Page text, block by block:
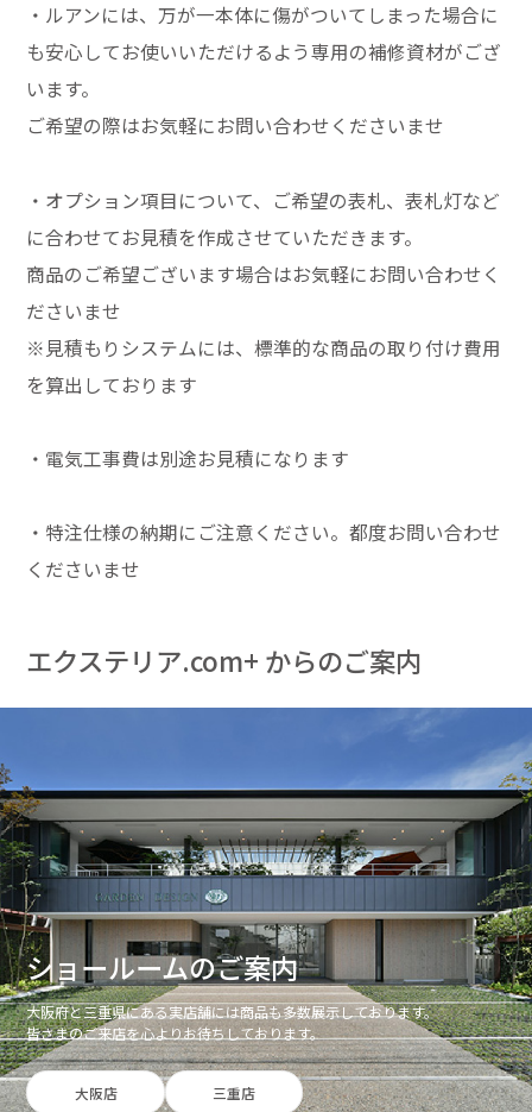
・ルアンには、万が一本体に傷がついてしまった場合に
も安心してお使いいただけるよう専用の補修資材がござ
います。
ご希望の際はお気軽にお問い合わせくださいませ
・オプション項目について、ご希望の表札、表札灯など
に合わせてお見積を作成させていただきます。
商品のご希望ございます場合はお気軽にお問い合わせく
ださいませ
※見積もりシステムには、標準的な商品の取り付け費用
を算出しております
・電気工事費は別途お見積になります
・特注仕様の納期にご注意ください。都度お問い合わせ
くださいませ
エクステリア.com+ からのご案内
ショールームのご案内
大阪府と三重県にある実店舗には商品も多数展示しております。
皆さまのご来店を心よりお待ちしております。
大阪店 三重店